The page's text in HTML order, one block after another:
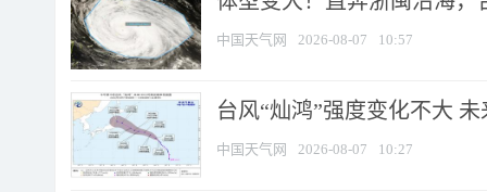
中国天气网 2026-08-07 10:57
台风“灿鸿”强度变化不大
中国天气网 2026-08-07 10:27